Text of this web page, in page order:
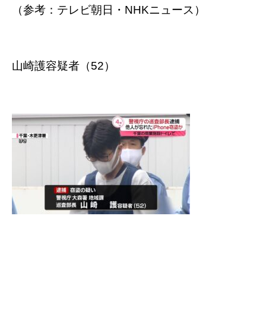
（参考：テレビ朝日・NHKニュース）
山崎護容疑者（52）